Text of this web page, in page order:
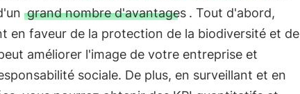
grand nombre d'avantages . Tout d'abord,
en faveur de la protection de la biodiversité et de
améliorer l'image de votre entreprise et
sociale. De plus, en surveillant et en